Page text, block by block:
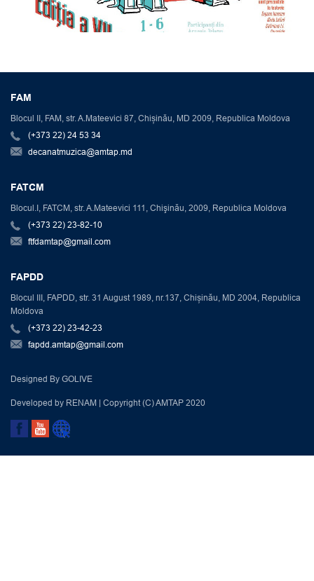
FAM
Blocul II, FAM, str. A.Mateevici 87, Chișinău, MD 2009, Republica Moldova
(+373 22) 24 53 34
decanatmuzica@amtap.md
FATCM
Blocul.I, FATCM, str. A.Mateevici 111, Chişinău, 2009, Republica Moldova
(+373 22) 23-82-10
ftfdamtap@gmail.com
FAPDD
Blocul III, FAPDD, str. 31 August 1989, nr.137, Chișinău, MD 2004, Republica
Moldova
(+373 22) 23-42-23
fapdd.amtap@gmail.com
Designed By GOLIVE
Developed by RENAM | Copyright (C) AMTAP 2020